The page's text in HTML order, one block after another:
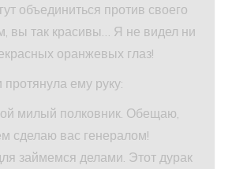
объединиться против своего
вы так красивы… Я не видел ни
оранжевых глаз!
протянула ему руку:
милый полковник. Обещаю,
сделаю вас генералом!
займемся делами. Этот дурак